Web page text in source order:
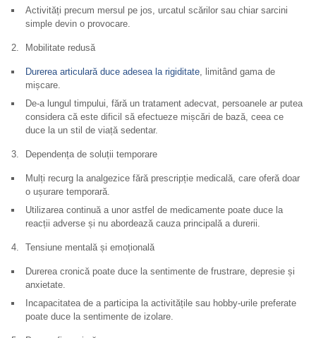
Activități precum mersul pe jos, urcatul scărilor sau chiar sarcini
simple devin o provocare.
Mobilitate redusă
Durerea articulară duce adesea la rigiditate, limitând gama de
mișcare.
De-a lungul timpului, fără un tratament adecvat, persoanele ar putea
considera că este dificil să efectueze mișcări de bază, ceea ce
duce la un stil de viață sedentar.
Dependența de soluții temporare
Mulți recurg la analgezice fără prescripție medicală, care oferă doar
o ușurare temporară.
Utilizarea continuă a unor astfel de medicamente poate duce la
reacții adverse și nu abordează cauza principală a durerii.
Tensiune mentală și emoțională
Durerea cronică poate duce la sentimente de frustrare, depresie și
anxietate.
Incapacitatea de a participa la activitățile sau hobby-urile preferate
poate duce la sentimente de izolare.